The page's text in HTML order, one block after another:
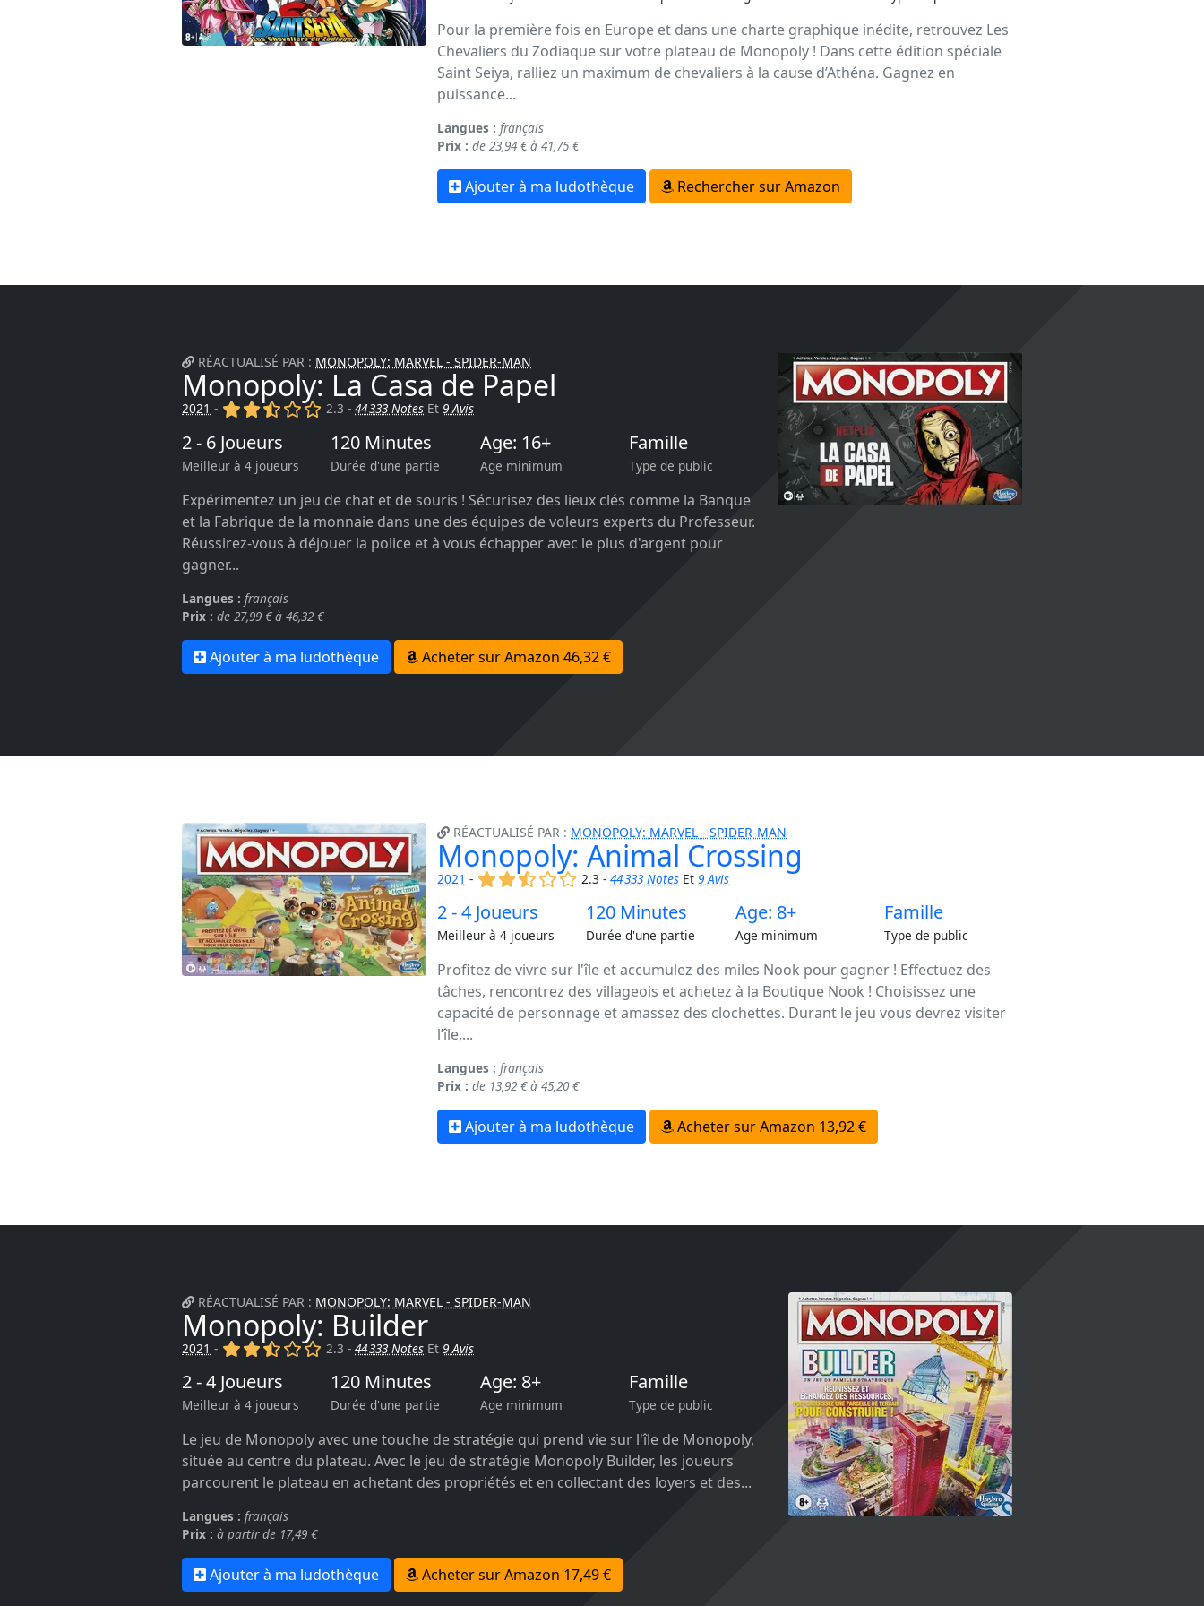
Pour la première fois en Europe et dans une charte graphique inédite, retrouvez Les
Chevaliers du Zodiaque sur votre plateau de Monopoly ! Dans cette édition spéciale
Saint Seiya, ralliez un maximum de chevaliers à la cause d’Athéna. Gagnez en
puissance...
Langues : français
Prix : de 23,94 € à 41,75 €
Ajouter à ma ludothèque Rechercher sur Amazon
RÉACTUALISÉ PAR : MONOPOLY: MARVEL - SPIDER-MAN
Monopoly: La Casa de Papel
2021 - (x) (x) (,) () ()
2.3 -44 333 Notes Et9 Avis
2 - 6 Joueurs
Meilleur à 4 joueurs
120 Minutes
Durée d'une partie
Age: 16+
Age minimum
Famille
Type de public
Expérimentez un jeu de chat et de souris ! Sécurisez des lieux clés comme la Banque
et la Fabrique de la monnaie dans une des équipes de voleurs experts du Professeur.
Réussirez-vous à déjouer la police et à vous échapper avec le plus d'argent pour
gagner...
Langues : français
Prix : de 27,99 € à 46,32 €
Ajouter à ma ludothèque Acheter sur Amazon 46,32 €
RÉACTUALISÉ PAR : MONOPOLY: MARVEL - SPIDER-MAN
Monopoly: Animal Crossing
2021 - (x) (x) (,) () ()
2.3 -44 333 Notes Et9 Avis
2 - 4 Joueurs
Meilleur à 4 joueurs
120 Minutes
Durée d'une partie
Age: 8+
Age minimum
Famille
Type de public
Profitez de vivre sur l'île et accumulez des miles Nook pour gagner ! Effectuez des
tâches, rencontrez des villageois et achetez à la Boutique Nook ! Choisissez une
capacité de personnage et amassez des clochettes. Durant le jeu vous devrez visiter
l’île,...
Langues : français
Prix : de 13,92 € à 45,20 €
Ajouter à ma ludothèque Acheter sur Amazon 13,92 €
RÉACTUALISÉ PAR : MONOPOLY: MARVEL - SPIDER-MAN
Monopoly: Builder
2021 - (x) (x) (,) () ()
2.3 -44 333 Notes Et9 Avis
2 - 4 Joueurs
Meilleur à 4 joueurs
120 Minutes
Durée d'une partie
Age: 8+
Age minimum
Famille
Type de public
Le jeu de Monopoly avec une touche de stratégie qui prend vie sur l'île de Monopoly,
située au centre du plateau. Avec le jeu de stratégie Monopoly Builder, les joueurs
parcourent le plateau en achetant des propriétés et en collectant des loyers et des...
Langues : français
Prix : à partir de 17,49 €
Ajouter à ma ludothèque Acheter sur Amazon 17,49 €